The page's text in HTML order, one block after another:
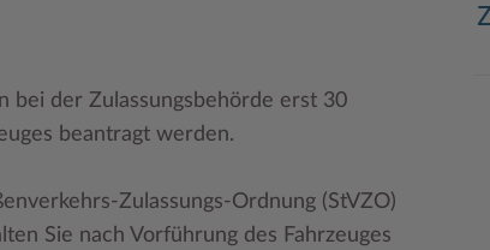
bei der Zulassungsbehörde erst 30
beantragt werden.
Zulassungs-Ordnung (StVZO)
Sie nach Vorführung des Fahrzeuges